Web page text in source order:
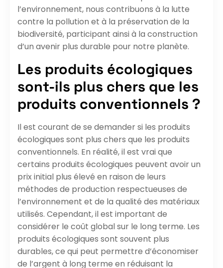
l’environnement, nous contribuons à la lutte
contre la pollution et à la préservation de la
biodiversité, participant ainsi à la construction
d’un avenir plus durable pour notre planète.
Les produits écologiques
sont-ils plus chers que les
produits conventionnels ?
Il est courant de se demander si les produits
écologiques sont plus chers que les produits
conventionnels. En réalité, il est vrai que
certains produits écologiques peuvent avoir un
prix initial plus élevé en raison de leurs
méthodes de production respectueuses de
l’environnement et de la qualité des matériaux
utilisés. Cependant, il est important de
considérer le coût global sur le long terme. Les
produits écologiques sont souvent plus
durables, ce qui peut permettre d’économiser
de l’argent à long terme en réduisant la